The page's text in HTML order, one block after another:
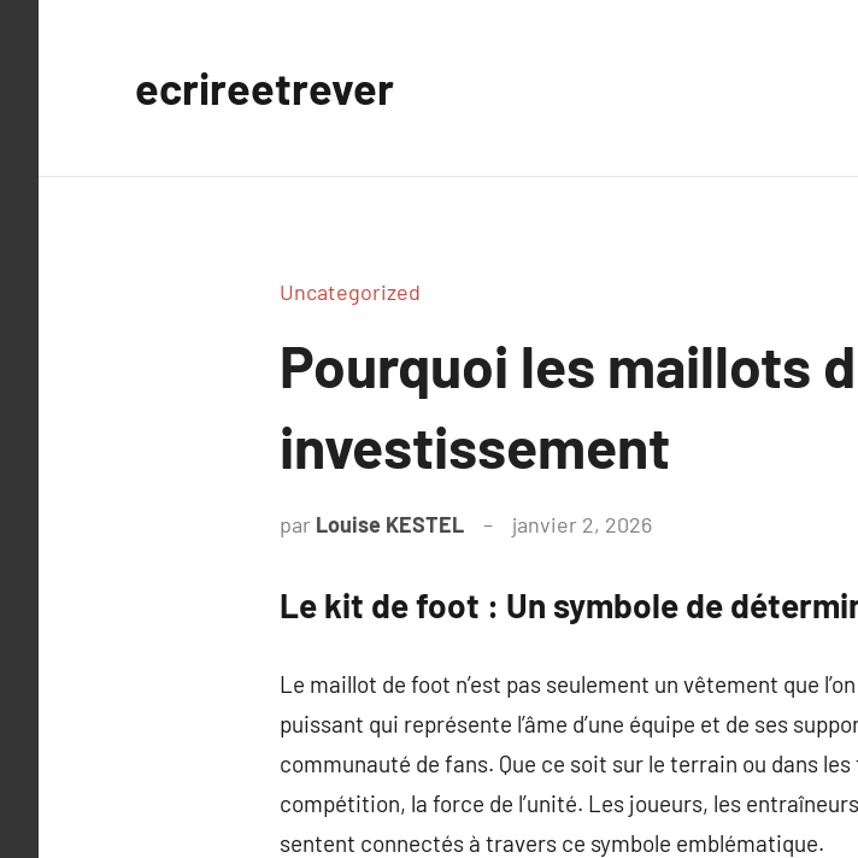
ecrireetrever
Uncategorized
Pourquoi les maillots
investissement
par Louise KESTEL janvier 2, 2026
Le kit de foot : Un symbole de
Le maillot de foot n’est pas seulement un vêtement que
puissant qui représente l’âme d’une équipe et de ses
communauté de fans. Que ce soit sur le terrain ou dans
compétition, la force de l’unité. Les joueurs, les
sentent connectés à travers ce symbole emblématique.